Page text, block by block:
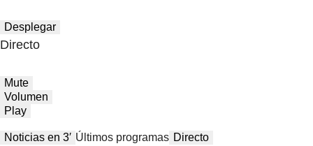
Desplegar
Directo
Mute
Volumen
Play
Noticias en 3′ Últimos programas Directo